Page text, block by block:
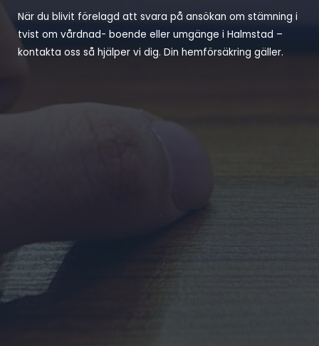
När du blivit förelagd att svara på ansökan om stämning i
tvist om vårdnad- boende eller umgänge i Halmstad –
kontakta oss så hjälper vi dig. Din hemförsäkring gäller.